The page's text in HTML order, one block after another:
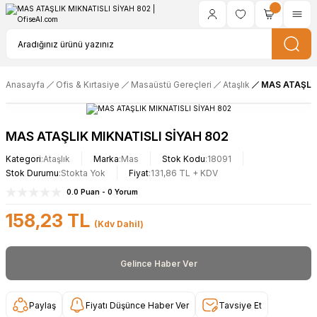
Anasayfa Ofis & Kırtasiye Masaüstü Gereçleri Ataşlık MAS
MAS ATAŞLIK MIKNATISLI SİYAH 802
Kategori Ataşlık Marka Mas Stok Kodu 18091
Stok Durumu Stokta Yok Fiyat 131,86 TL + KDV
0.0 Puan - 0 Yorum
158,23 TL (Kdv Dahil)
Gelince Haber Ver
Paylaş Fiyatı Düşünce Haber Ver Tavsiye Et